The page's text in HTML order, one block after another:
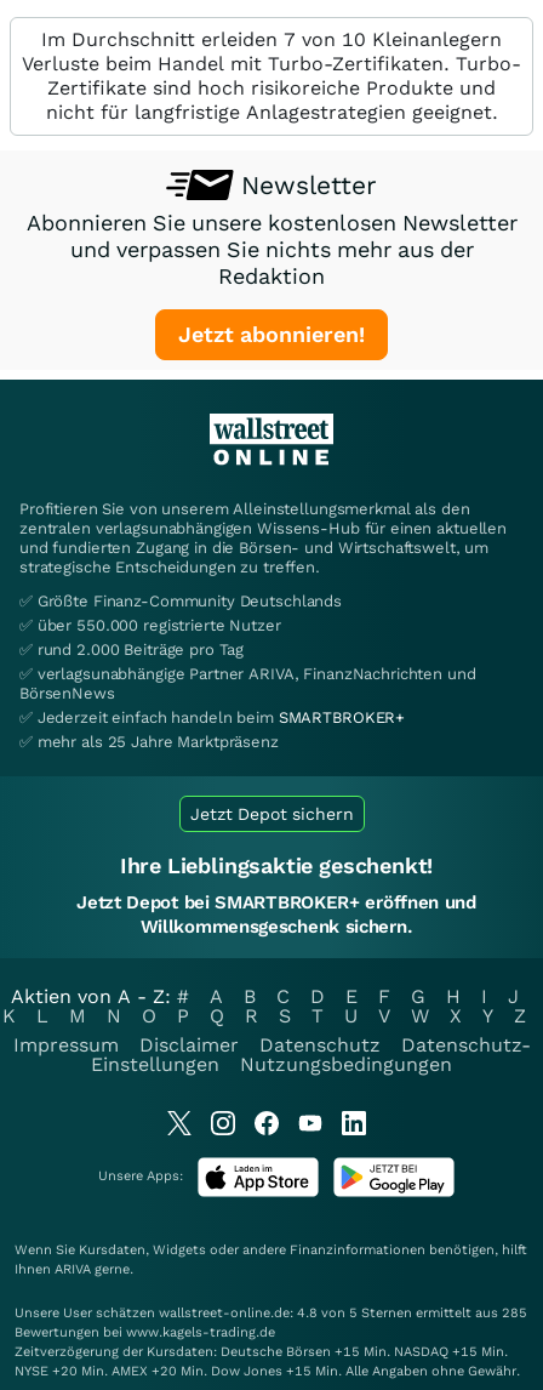
Im Durchschnitt erleiden 7 von 10 Kleinanlegern
Verluste beim Handel mit Turbo-Zertifikaten. Turbo-
Zertifikate sind hoch risikoreiche Produkte und
nicht für langfristige Anlagestrategien geeignet.
Newsletter
Abonnieren Sie unsere kostenlosen Newsletter
und verpassen Sie nichts mehr aus der
Redaktion
Jetzt abonnieren!
Profitieren Sie von unserem Alleinstellungsmerkmal als den
zentralen verlagsunabhängigen Wissens-Hub für einen aktuellen
und fundierten Zugang in die Börsen- und Wirtschaftswelt, um
strategische Entscheidungen zu treffen.
✅ Größte Finanz-Community Deutschlands
✅ über 550.000 registrierte Nutzer
✅ rund 2.000 Beiträge pro Tag
✅ verlagsunabhängige Partner ARIVA, FinanzNachrichten und
BörsenNews
✅ Jederzeit einfach handeln beim SMARTBROKER+
✅ mehr als 25 Jahre Marktpräsenz
Jetzt Depot sichern
Ihre Lieblingsaktie geschenkt!
Jetzt Depot bei SMARTBROKER+ eröffnen und
Willkommensgeschenk sichern.
Aktien von A - Z: # A B C D E F G H I
J
K
L M N O P Q R S T U V W X Y
Z
Impressum
Disclaimer Datenschutz
Datenschutz-
Einstellungen
Nutzungsbedingungen
Unsere Apps:
Wenn Sie Kursdaten, Widgets oder andere Finanzinformationen benötigen, hilft
Ihnen ARIVA gerne.
Unsere User schätzen wallstreet-online.de: 4.8 von 5 Sternen ermittelt aus 285
Bewertungen bei www.kagels-trading.de
Zeitverzögerung der Kursdaten: Deutsche Börsen +15 Min. NASDAQ +15 Min.
NYSE +20 Min. AMEX +20 Min. Dow Jones +15 Min. Alle Angaben ohne Gewähr.